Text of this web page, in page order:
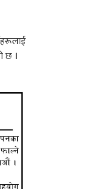
छ ।